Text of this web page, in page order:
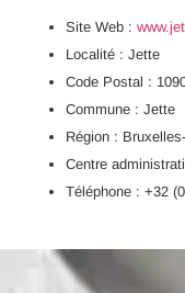
Site Web :
Localité : Jette
Code Postal :
Commune : Jette
Région :
Centre
Téléphone : +32